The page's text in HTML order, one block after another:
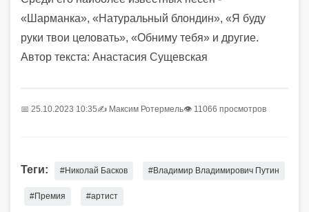
«Шарманка», «Натуральный блондин», «Я буду
руки твои целовать», «Обниму тебя» и другие.
Автор текста: Анастасия Сущевская
📅 25.10.2023 10:35✍️ Максим Ротермель👁 11066 просмотров
Теги: #Николай Басков #Владимир Владимирович Путин
#Премия #артист